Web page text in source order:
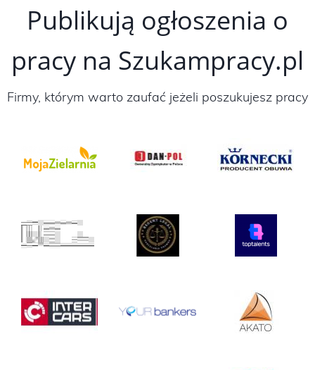
Publikują ogłoszenia o
pracy na Szukampracy.pl
Firmy, którym warto zaufać jeżeli poszukujesz pracy